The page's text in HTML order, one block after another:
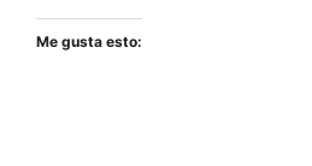
Me gusta esto: